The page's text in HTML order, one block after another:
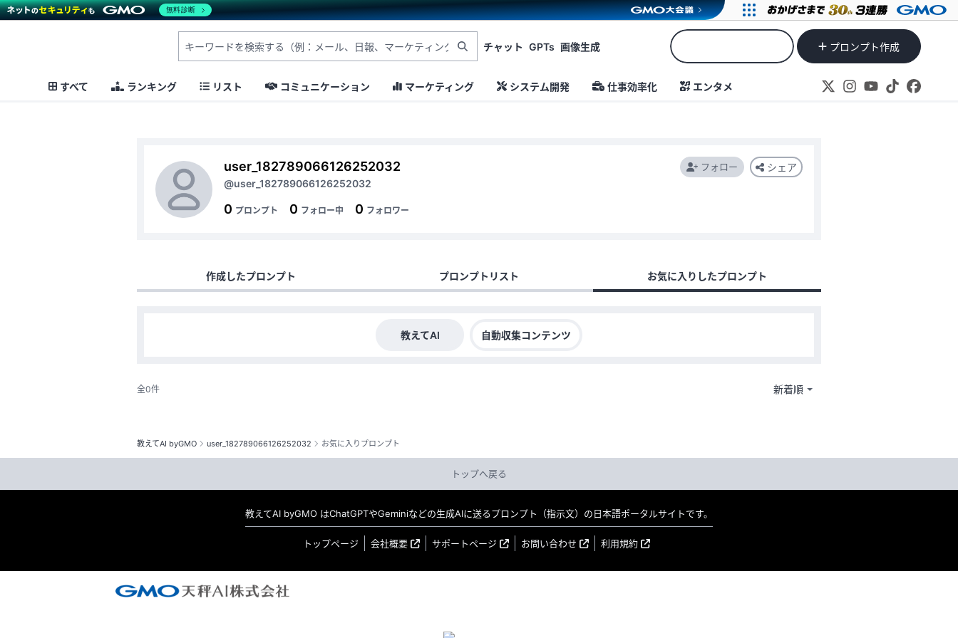
チャット GPTs 画像生成 プロンプト作成
すべて ランキング リスト コミュニケーション マーケティング システム開発 仕事効率化 エンタメ
教えてAI byGMO user_182789066126252032 お気に入りプロンプト
user_182789066126252032
@user_182789066126252032
0 プロンプト 0 フォロー中 0 フォロワー
フォロー シェア
作成したプロンプト プロンプトリスト お気に入りしたプロンプト
教えてAI 自動収集コンテンツ
全0件
トップへ戻る
教えてAI byGMO はChatGPTやGeminiなどの生成AIに送るプロンプト（指示文）の日本語ポータルサイトです。
トップページ 会社概要 サポートページ お問い合わせ 利用規約
無料診断